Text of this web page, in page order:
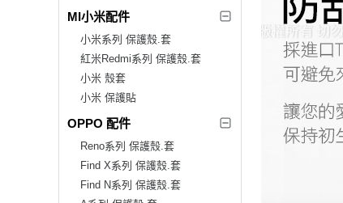
MI小米配件
小米系列 保護殼.套
紅米Redmi系列 保護殼.套
小米 殼套
小米 保護貼
OPPO 配件
Reno系列 保護殼.套
Find X系列 保護殼.套
Find N系列 保護殼.套